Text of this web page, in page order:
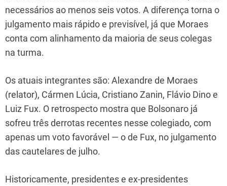
necessários ao menos seis votos. A diferença torna o
julgamento mais rápido e previsível, já que Moraes
conta com alinhamento da maioria de seus colegas
na turma.
Os atuais integrantes são: Alexandre de Moraes
(relator), Cármen Lúcia, Cristiano Zanin, Flávio Dino e
Luiz Fux. O retrospecto mostra que Bolsonaro já
sofreu três derrotas recentes nesse colegiado, com
apenas um voto favorável — o de Fux, no julgamento
das cautelares de julho.
Historicamente, presidentes e ex-presidentes